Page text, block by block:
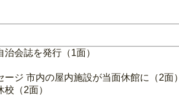
会誌を発行（1面）
ジ 市内の屋内施設が当面休館に（2面）
（2面）